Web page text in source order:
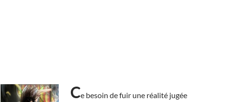
Ce besoin de fuir une réalité jugée